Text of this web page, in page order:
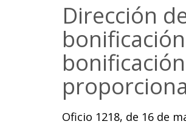
Dirección
Oficio 1218, de 16 de